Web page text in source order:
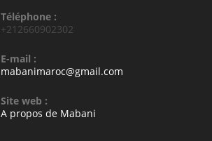
Téléphone :
+212660902302
E-mail :
mabanimaroc@gmail.com
Site web :
A propos de Mabani